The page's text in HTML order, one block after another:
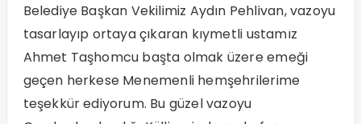
Belediye Başkan Vekilimiz Aydın Pehlivan, vazoyu
tasarlayıp ortaya çıkaran kıymetli ustamız
Ahmet Taşhomcu başta olmak üzere emeği
geçen herkese Menemenli hemşehrilerime
teşekkür ediyorum. Bu güzel vazoyu